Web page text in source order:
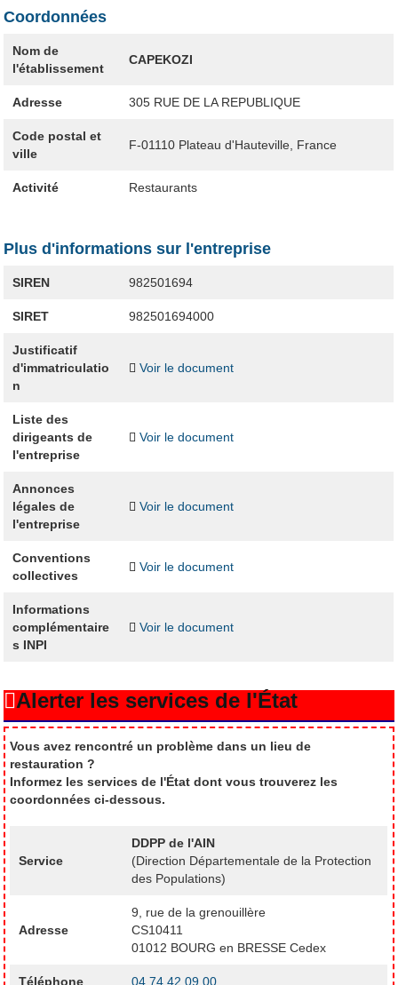
Coordonnées
Nom de
l'établissement
CAPEKOZI
Adresse 305 RUE DE LA REPUBLIQUE
Code postal et
ville
F-01110 Plateau d'Hauteville, France
Activité Restaurants
Plus d'informations sur l'entreprise
SIREN 982501694
SIRET 982501694000
Justificatif
d'immatriculatio
n
Voir le document
Liste des
dirigeants de
l'entreprise
Voir le document
Annonces
légales de
l'entreprise
Voir le document
Conventions
collectives
Voir le document
Informations
complémentaire
s INPI
Voir le document
Alerter les services de l'État
Vous avez rencontré un problème dans un lieu de
restauration ?
Informez les services de l'État dont vous trouverez les
coordonnées ci-dessous.
Service
DDPP de l'AIN
(Direction Départementale de la Protection
des Populations)
Adresse
9, rue de la grenouillère
CS10411
01012 BOURG en BRESSE Cedex
Téléphone 04 74 42 09 00